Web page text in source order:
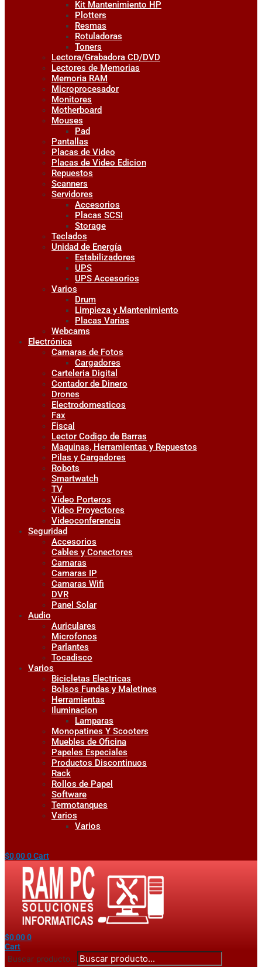
Kit Mantenimiento HP
Plotters
Resmas
Rotuladoras
Toners
Lectora/Grabadora CD/DVD
Lectores de Memorias
Memoria RAM
Microprocesador
Monitores
Motherboard
Mouses
Pad
Pantallas
Placas de Video
Placas de Video Edicion
Repuestos
Scanners
Servidores
Accesorios
Placas SCSI
Storage
Teclados
Unidad de Energía
Estabilizadores
UPS
UPS Accesorios
Varios
Drum
Limpieza y Mantenimiento
Placas Varias
Webcams
Electrónica
Camaras de Fotos
Cargadores
Carteleria Digital
Contador de Dinero
Drones
Electrodomesticos
Fax
Fiscal
Lector Codigo de Barras
Maquinas, Herramientas y Repuestos
Pilas y Cargadores
Robots
Smartwatch
TV
Video Porteros
Video Proyectores
Videoconferencia
Seguridad
Accesorios
Cables y Conectores
Camaras
Camaras IP
Camaras Wifi
DVR
Panel Solar
Audio
Auriculares
Microfonos
Parlantes
Tocadisco
Varios
Bicicletas Electricas
Bolsos Fundas y Maletines
Herramientas
Iluminacion
Lamparas
Monopatines Y Scooters
Muebles de Oficina
Papeles Especiales
Productos Discontinuos
Rack
Rollos de Papel
Software
Termotanques
Varios
Varios
$0,000Cart
$0,000
Cart
Buscar producto...